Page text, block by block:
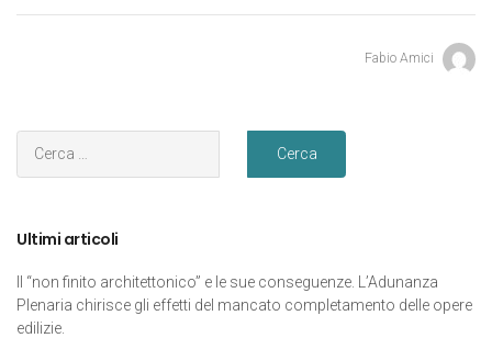
Fabio Amici
Ultimi articoli
Il “non finito architettonico” e le sue conseguenze. L’Adunanza
Plenaria chirisce gli effetti del mancato completamento delle opere
edilizie.